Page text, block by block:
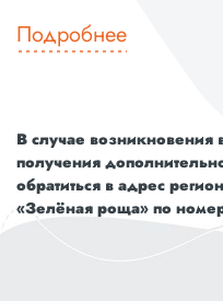
Подробнее
В случае возникновения
получения
обратиться в адрес
«Зелёная роща» по